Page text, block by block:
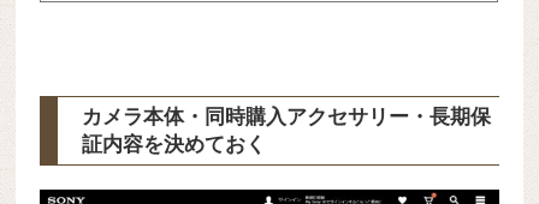
カメラ本体・同時購入アクセサリー・長期保
証内容を決めておく